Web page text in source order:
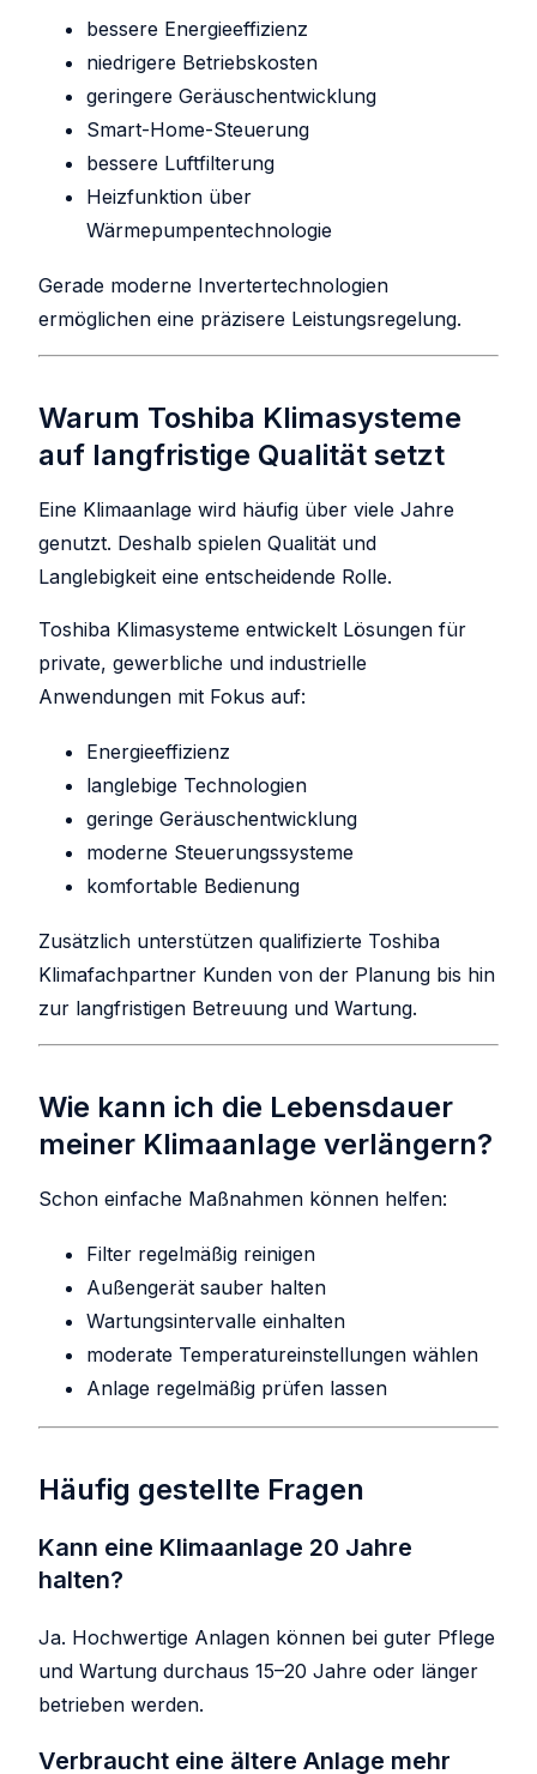
bessere Energieeffizienz
niedrigere Betriebskosten
geringere Geräuschentwicklung
Smart-Home-Steuerung
bessere Luftfilterung
Heizfunktion über
Wärmepumpentechnologie
Gerade moderne Invertertechnologien
ermöglichen eine präzisere Leistungsregelung.
Warum Toshiba Klimasysteme
auf langfristige Qualität setzt
Eine Klimaanlage wird häufig über viele Jahre
genutzt. Deshalb spielen Qualität und
Langlebigkeit eine entscheidende Rolle.
Toshiba Klimasysteme entwickelt Lösungen für
private, gewerbliche und industrielle
Anwendungen mit Fokus auf:
Energieeffizienz
langlebige Technologien
geringe Geräuschentwicklung
moderne Steuerungssysteme
komfortable Bedienung
Zusätzlich unterstützen qualifizierte Toshiba
Klimafachpartner Kunden von der Planung bis hin
zur langfristigen Betreuung und Wartung.
Wie kann ich die Lebensdauer
meiner Klimaanlage verlängern?
Schon einfache Maßnahmen können helfen:
Filter regelmäßig reinigen
Außengerät sauber halten
Wartungsintervalle einhalten
moderate Temperatureinstellungen wählen
Anlage regelmäßig prüfen lassen
Häufig gestellte Fragen
Kann eine Klimaanlage 20 Jahre
halten?
Ja. Hochwertige Anlagen können bei guter Pflege
und Wartung durchaus 15–20 Jahre oder länger
betrieben werden.
Verbraucht eine ältere Anlage mehr